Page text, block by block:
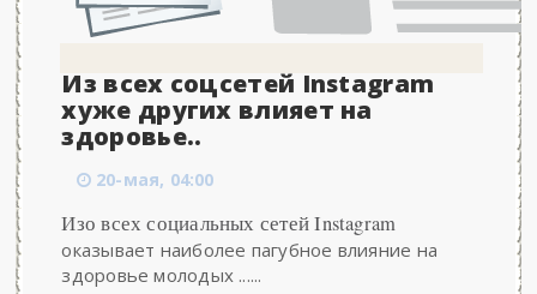
Из всех соцсетей Instagram
хуже других влияет на
здоровье..
20-мая, 04:00
Изо всех социальных сетей Instagram
оказывает наиболее пагубное влияние на
здоровье молодых ......